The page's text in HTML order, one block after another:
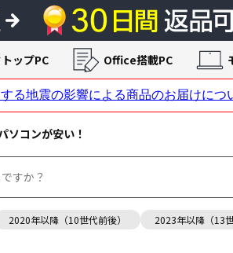
ソコンが安い！
2020年以降（10世代前後） 2023年以降（13世
ップPC Office搭載PC